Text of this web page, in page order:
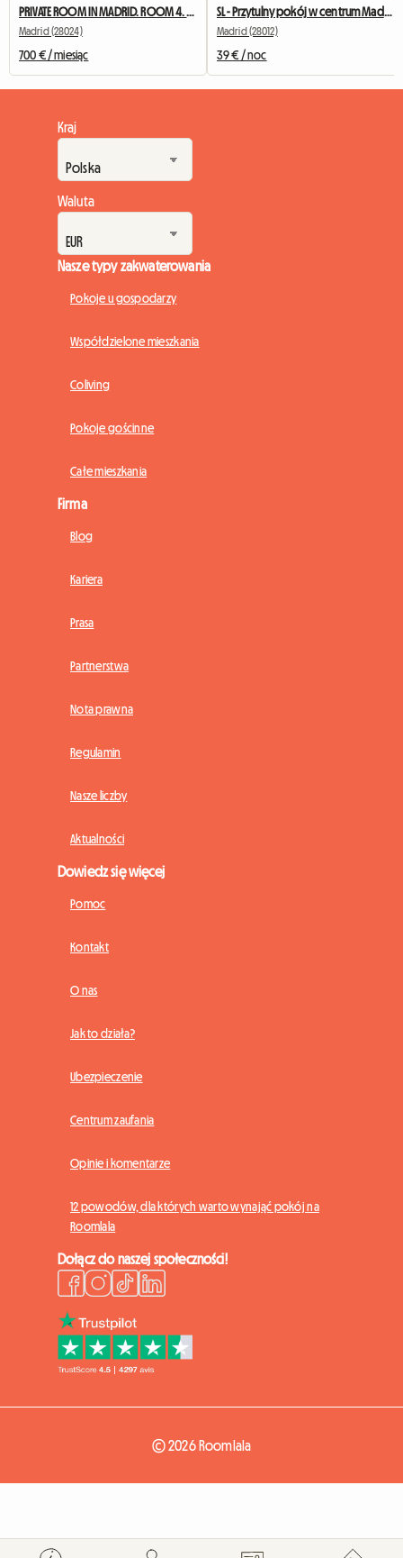
Madrid (28024)
700 € / miesiąc
Madrid (28012)
39 € / noc
Kraj
Waluta
Nasze typy zakwaterowania
Pokoje u gospodarzy
Współdzielone mieszkania
Coliving
Pokoje gościnne
Całe mieszkania
Firma
Blog
Kariera
Prasa
Partnerstwa
Nota prawna
Regulamin
Nasze liczby
Aktualności
Dowiedz się więcej
Pomoc
Kontakt
O nas
Jak to działa?
Ubezpieczenie
Centrum zaufania
Opinie i komentarze
12 powodów, dla których warto wynająć pokój na
Roomlala
Dołącz do naszej społeczności!
© 2026 Roomlala